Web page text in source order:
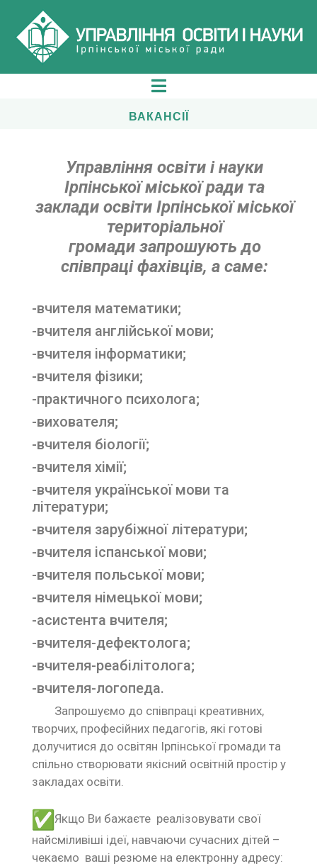
ВАКАНСІЇ
Управління освіти і науки
Ірпінської міської ради та
заклади освіти Ірпінської міської
територіальної
громадизапрошують до
співпраці фахівців, а саме:
-вчителя математики;
-вчителя англійської мови;
-вчителя інформатики;
-вчителя фізики;
-практичного психолога;
-вихователя;
-вчителя біології;
-вчителя хімії;
-вчителя української мови та
літератури;
-вчителя зарубіжної літератури;
-вчителя іспанської мови;
-вчителя польської мови;
-вчителя німецької мови;
-асистента вчителя;
-вчителя-дефектолога;
-вчителя-реабілітолога;
-вчителя-логопеда.
Запрошуємо до співпраці креативних,
творчих, професійних педагогів, які готові
долучитися до освітян Ірпінської громади та
спільно створювати якісний освітній простір у
закладах освіти.
Якщо Ви бажаєте реалізовувати свої
найсміливіші ідеї, навчаючи сучасних дітей –
чекаємо ваші резюме на електронну адресу: